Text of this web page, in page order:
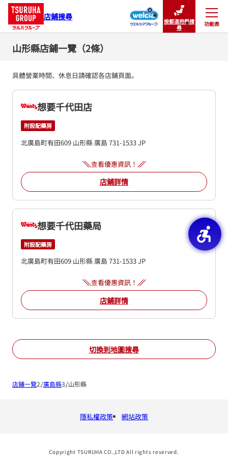
店鋪搜尋
按都道府縣搜
尋
功能表
關閉
山形縣店鋪一覽（2條）
具體營業時間、休息日請確認各店鋪頁面。
想要千代田店
附設配藥房
北廣島町有田609 山形縣 廣島731-1533JP
查看優惠資訊！
店鋪詳情
想要千代田藥局
附設配藥房
北廣島町有田609 山形縣廣島731-1533JP
查看優惠資訊！
店鋪詳情
切換到地圖搜尋
店鋪一覽 廣島縣 山形縣
隱私權政策 網站政策
Copyright TSURUHA CO.,LTD All rights reserved.